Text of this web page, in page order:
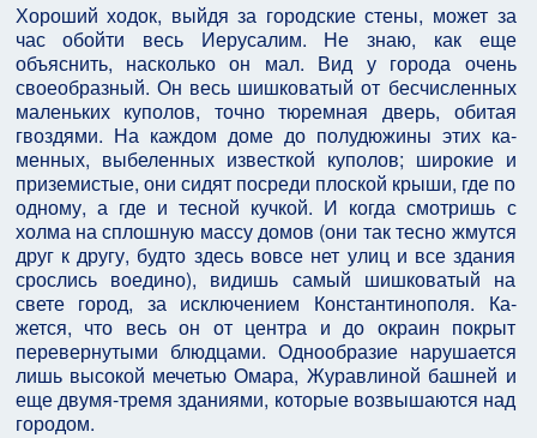
Хороший ходок, выйдя за городские стены, может за
час обойти весь Иерусалим. Не знаю, как еще
объяснить, насколько он мал. Вид у города очень
своеобразный. Он весь шишковатый от бесчисленных
маленьких куполов, точно тюремная дверь, обитая
гвоздями. На каждом доме до полудюжины этих ка­
менных, выбеленных известкой куполов; широкие и
приземистые, они сидят посреди плоской крыши, где по
одному, а где и тесной кучкой. И когда смотришь с
холма на сплошную массу домов (они так тесно жмутся
друг к другу, будто здесь вовсе нет улиц и все здания
срослись воедино), видишь самый шишковатый на
свете город, за исключением Константинополя. Ка­
жется, что весь он от центра и до окраин покрыт
перевернутыми блюдцами. Однообразие нарушается
лишь высокой мечетью Омара, Журавлиной башней и
еще двумя-тремя зданиями, которые возвышаются над
городом.